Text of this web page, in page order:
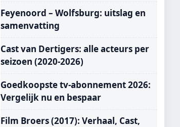
Feyenoord – Wolfsburg: uitslag en
samenvatting
Cast van Dertigers: alle acteurs per
seizoen (2020-2026)
Goedkoopste tv-abonnement 2026:
Vergelijk nu en bespaar
Film Broers (2017): Verhaal, Cast,